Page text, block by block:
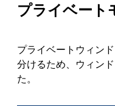
プライベート
プライベートウィン
分けるため、ウィン
た。